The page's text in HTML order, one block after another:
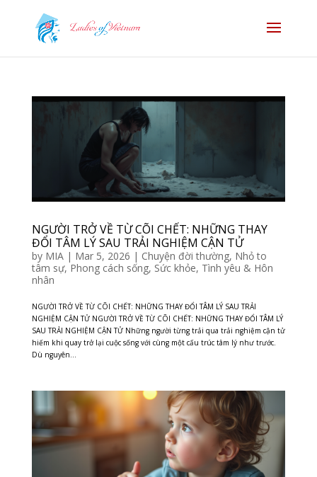
NGƯỜI TRỞ VỀ TỪ CÕI CHẾT: NHỮNG THAY
ĐỔI TÂM LÝ SAU TRẢI NGHIỆM CẬN TỬ
by MIA| Mar 5, 2026 | Chuyện đời thường, Nhỏ to
tâm sự, Phong cách sống, Sức khỏe, Tình yêu & Hôn
nhân
NGƯỜI TRỞ VỀ TỪ CÕI CHẾT: NHỮNG THAY ĐỔI TÂM LÝ SAU TRẢI
NGHIỆM CẬN TỬ NGƯỜI TRỞ VỀ TỪ CÕI CHẾT: NHỮNG THAY ĐỔI TÂM LÝ
SAU TRẢI NGHIỆM CẬN TỬ Những người từng trải qua trải nghiệm cận tử
hiếm khi quay trở lại cuộc sống với cùng một cấu trúc tâm lý như trước.
Dù nguyên...